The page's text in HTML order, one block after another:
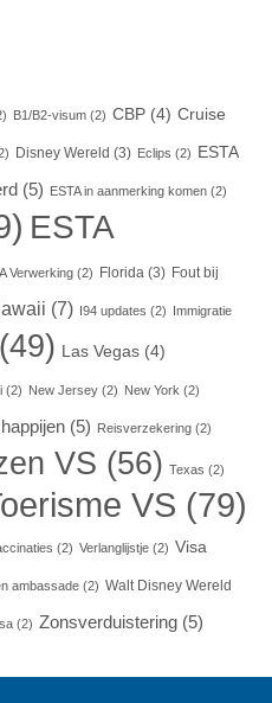
B1/B2-visum (2) CBP (4) Cruise
Disney Wereld (3) Eclips (2) ESTA
(5) ESTA in aanmerking komen (2)
ESTA
Verwerking (2) Florida (3) Fout bij
(7) I94 updates (2) Immigratie
(49) Las Vegas (4)
(2) New Jersey (2) New York (2)
(5) Reisverzekering (2)
VS (56) Texas (2)
VS (79)
(2) Verlanglijstje (2) Visa
ambassade (2) Walt Disney Wereld
(2) Zonsverduistering (5)